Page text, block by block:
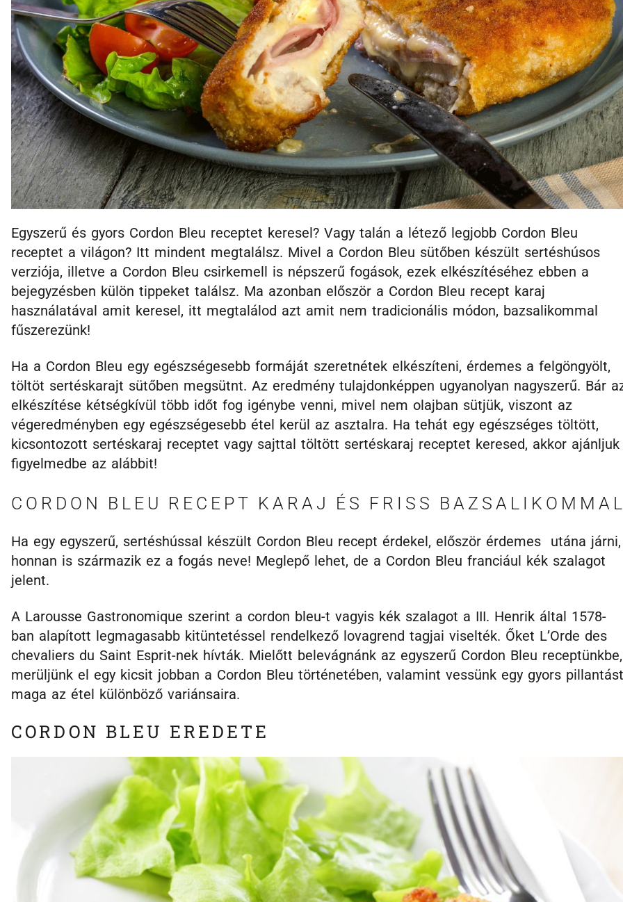
Egyszerű és gyors Cordon Bleu receptet keresel? Vagy talán a létező legjobb Cordon Bleu
receptet a világon? Itt mindent megtalálsz. Mivel a Cordon Bleu sütőben készült sertéshúsos
verziója, illetve a Cordon Bleu csirkemell is népszerű fogások, ezek elkészítéséhez ebben a
bejegyzésben külön tippeket találsz. Ma azonban először a Cordon Bleu recept karaj
használatával amit keresel, itt megtalálod azt amit nem tradicionális módon, bazsalikommal
fűszerezünk!
Ha a Cordon Bleu egy egészségesebb formáját szeretnétek elkészíteni, érdemes a felgöngyölt,
töltöt sertéskarajt sütőben megsütnt. Az eredmény tulajdonképpen ugyanolyan nagyszerű. Bár
elkészítése kétségkívül több időt fog igénybe venni, mivel nem olajban sütjük, viszont az
végeredményben egy egészségesebb étel kerül az asztalra. Ha tehát egy egészséges töltött,
kicsontozott sertéskaraj receptet vagy sajttal töltött sertéskaraj receptet keresed, akkor ajánljuk
figyelmedbe az alábbit!
CORDON BLEU RECEPT KARAJ ÉS FRISS
Ha egy egyszerű, sertéshússal készült Cordon Bleu recept érdekel, először érdemes utána járni,
honnan is származik ez a fogás neve! Meglepő lehet, de a Cordon Bleu franciául kék szalagot
jelent.
A Larousse Gastronomique szerint a cordon bleu-t vagyis kék szalagot a III. Henrik által 1578-
ban alapított legmagasabb kitüntetéssel rendelkező lovagrend tagjai viselték. Őket L’Orde des
chevaliers du Saint Esprit-nek hívták. Mielőtt belevágnánk az egyszerű Cordon Bleu receptünkbe,
merüljünk el egy kicsit jobban a Cordon Bleu történetében, valamint vessünk egy gyors pillantást
maga az étel különböző variánsaira.
CORDON BLEU EREDETE